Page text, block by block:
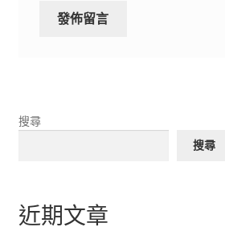
搜尋
搜尋
近期文章